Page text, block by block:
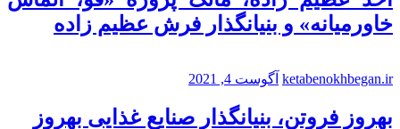
خاورمیانه» و بنیانگذار فرش عظیم زاده
ketabenokhbegan.ir آگوست 4, 2021
بهروز فروتن، بنیانگذار صنایع غذایی بهروز